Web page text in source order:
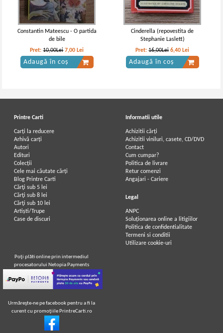
Constantin Mateescu - O partida
de bile
Pret:10,00Lei 7,00 Lei
Adaugă în coș
Cinderella (repovestita de
Stephanie Laslett)
Pret:16,00Lei 6,40 Lei
Adaugă în coș
Printre Carti
Carți la reducere
Arhivă carți
Autori
Edituri
Colecții
Cele mai căutate cărți
Blog Printre Carti
Cărţi sub 5 lei
Cărţi sub 8 lei
Cărţi sub 10 lei
Artiști/Trupe
Case de discuri
Informatii utile
Achizitii cărți
Achizitii viniluri, casete, CD/DVD
Contact
Cum cumpar?
Politica de livrare
Retur comenzi
Angajari - Cariere
Legal
ANPC
Soluționarea online a litigiilor
Politica de confidentialitate
Termeni si conditii
Utilizare cookie-uri
Poţi plăti online prin intermediul
procesatorului Netopia Payments
Urmăreşte-ne pe facebook pentru a fi la
curent cu promoţiile PrintreCarti.ro